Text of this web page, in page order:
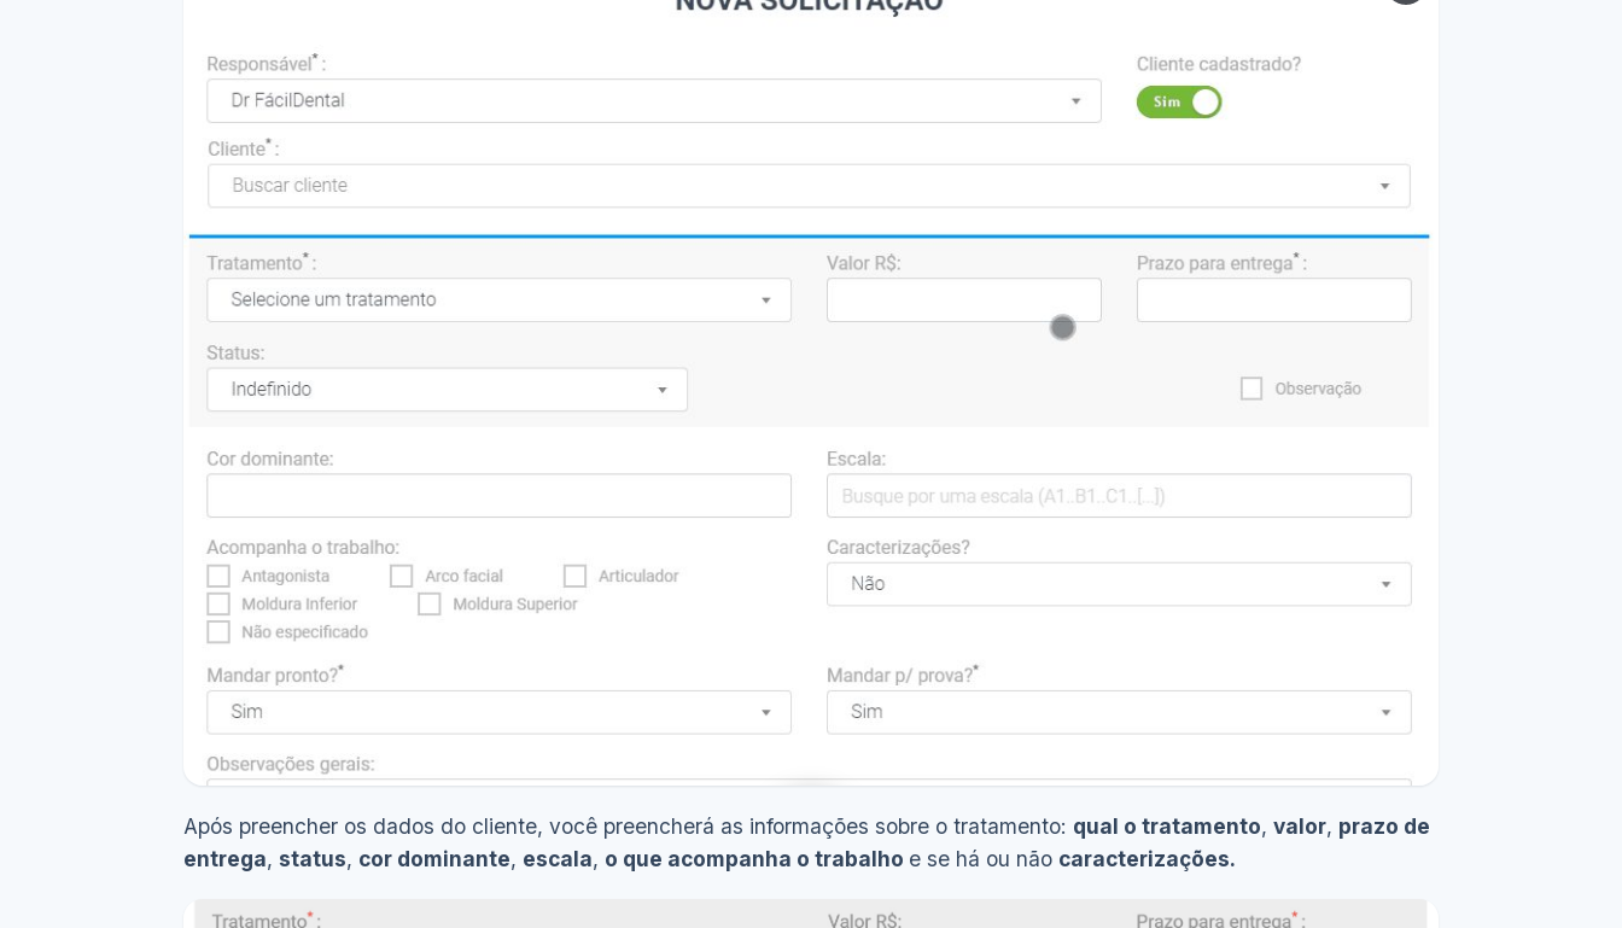
Ver demonstração
Após preencher os dados do cliente, você preencherá as informações sobre o tratamento: qual o tratamento, valor, prazo de
entrega, status, cor dominante, escala, o que acompanha o trabalho e se há ou não caracterizações.